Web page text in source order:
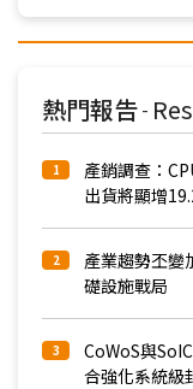
熱門報告 -
1
產銷調查：
出貨將顯增
2
產業趨勢丕
礎設施戰局
3
CoWoS與
合強化系統級